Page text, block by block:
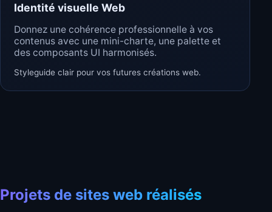
Identité visuelle Web
Donnez une cohérence professionnelle à vos
contenus avec une mini-charte, une palette et
des composants UI harmonisés.
Styleguide clair pour vos futures créations web.
Projets de sites web réalisés